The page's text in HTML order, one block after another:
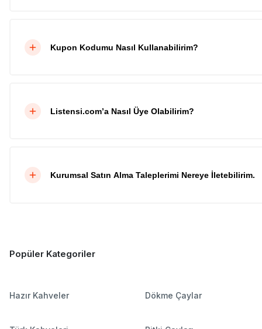
Kupon Kodumu Nasıl Kullanabilirim?
Listensi.com’a Nasıl Üye Olabilirim?
Kurumsal Satın Alma Taleplerimi Nereye İletebilirim.
Popüler Kategoriler
Hazır Kahveler Dökme Çaylar